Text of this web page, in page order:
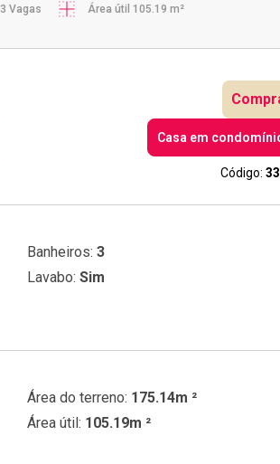
3 Vagas Área útil 105.19 m²
Casa em
Código:
Banheiros:3
Lavabo:Sim
Área do terreno: 175.14m ²
Área útil: 105.19m ²